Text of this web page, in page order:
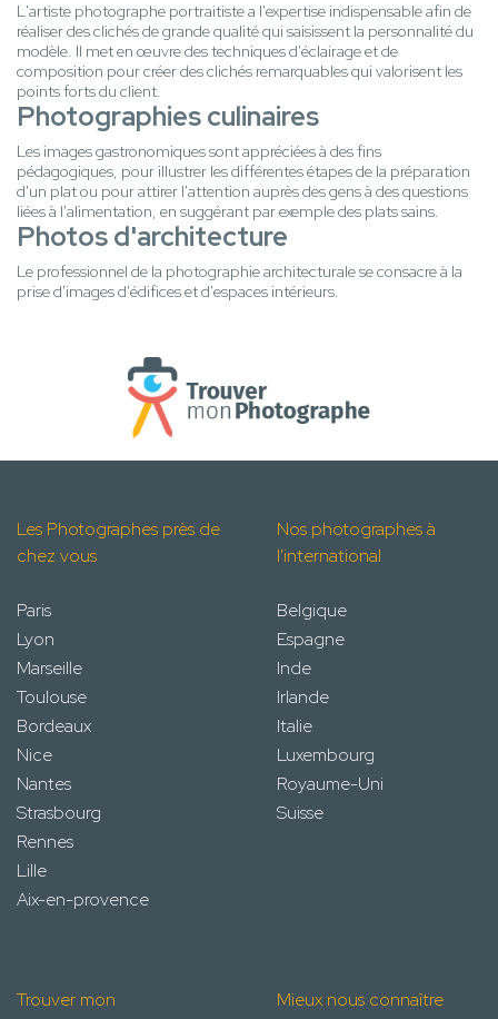
L'artiste photographe portraitiste a l'expertise indispensable afin de
réaliser des clichés de grande qualité qui saisissent la personnalité du
modèle. Il met en œuvre des techniques d'éclairage et de
composition pour créer des clichés remarquables qui valorisent les
points forts du client.
Photographies culinaires
Les images gastronomiques sont appréciées à des fins
pédagogiques, pour illustrer les différentes étapes de la préparation
d'un plat ou pour attirer l'attention auprès des gens à des questions
liées à l'alimentation, en suggérant par exemple des plats sains.
Photos d'architecture
Le professionnel de la photographie architecturale se consacre à la
prise d'images d'édifices et d'espaces intérieurs.
Les Photographes près de
chez vous
Paris
Lyon
Marseille
Toulouse
Bordeaux
Nice
Nantes
Strasbourg
Rennes
Lille
Aix-en-provence
Nos photographes à
l'international
Belgique
Espagne
Inde
Irlande
Italie
Luxembourg
Royaume-Uni
Suisse
Trouver mon
Mieux nous connaître